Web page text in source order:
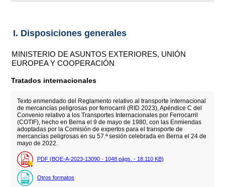
I. Disposiciones generales
MINISTERIO DE ASUNTOS EXTERIORES, UNIÓN
EUROPEA Y COOPERACIÓN
Tratados internacionales
Texto enmendado del Reglamento relativo al transporte internacional
de mercancías peligrosas por ferrocarril (RID 2023), Apéndice C del
Convenio relativo a los Transportes Internacionales por Ferrocarril
(COTIF), hecho en Berna el 9 de mayo de 1980, con las Enmiendas
adoptadas por la Comisión de expertos para el transporte de
mercancías peligrosas en su 57.ª sesión celebrada en Berna el 24 de
mayo de 2022.
PDF (BOE-A-2023-13090 - 1048 págs. - 18.110 KB)
Otros formatos